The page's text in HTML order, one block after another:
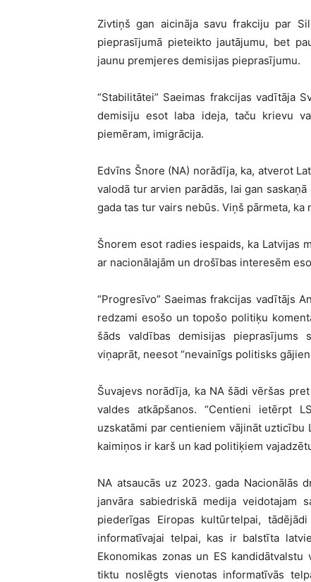
Zivtiņš gan aicināja savu frakciju par
pieprasījumā pieteikto jautājumu, bet
jaunu premjeres demisijas pieprasījumu.
“Stabilitātei” Saeimas frakcijas vadītāja
demisiju esot laba ideja, taču krievu
piemēram, imigrācija.
Edvīns Šnore (NA) norādīja, ka, atverot
valodā tur arvien parādās, lai gan
gada tas tur vairs nebūs. Viņš pārmeta,
Šnorem esot radies iespaids, ka Latvijas
ar nacionālajām un drošības interesēm
“Progresīvo” Saeimas frakcijas vadītājs
redzami esošo un topošo politiķu
šāds valdības demisijas pieprasījums
viņaprāt, neesot “nevainīgs politisks
Šuvajevs norādīja, ka NA šādi vēršas
valdes atkāpšanos. “Centieni ietērpt
uzskatāmi par centieniem vājināt uzticību
kaimiņos ir karš un kad politiķiem
NA atsaucās uz 2023. gada Nacionālās
janvāra sabiedriskā medija
piederīgas Eiropas kultūrtelpai,
informatīvajai telpai, kas ir balstīta
Ekonomikas zonas un ES
tiktu noslēgts vienotas informatīvās